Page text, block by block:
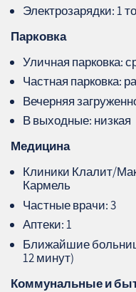
Электрозарядки: 1
Парковка
Уличная парковка:
Частная парковка:
Вечерняя
В выходные: низкая
Медицина
Клиники Клалит/
Кармель
Частные врачи: 3
Аптеки: 1
Ближайшие
12 минут)
Коммунальные и